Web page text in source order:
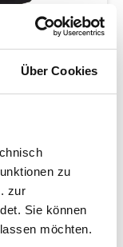
Über Cookies
zu
zur
Sie können
möchten.
Kapazität: 3,3
Spitzen
5 S
Seriell
4 Abmaße: 151